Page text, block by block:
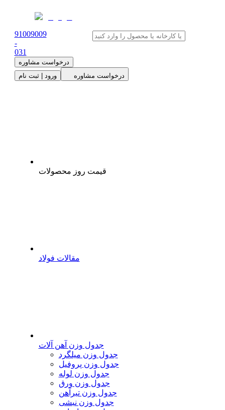
91009009
-
031
درخواست مشاوره
ورود | ثبت نام
درخواست مشاوره
قیمت روز محصولات
مقالات فولاد
جدول وزن آهن آلات
جدول وزن میلگرد
جدول وزن پروفیل
جدول وزن لوله
جدول وزن ورق
جدول وزن تیرآهن
جدول وزن نبشی